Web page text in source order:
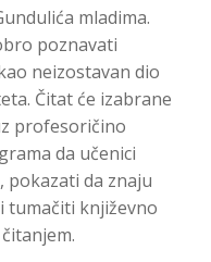
mladima.
poznavati
neizostavan dio
Čitat će izabrane
profesoričino
da učenici
pokazati da znaju
tumačiti književno